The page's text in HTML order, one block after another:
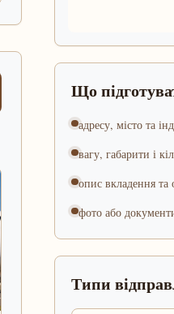
Що
адресу, місто та
вагу, габарити і
опис вкладення та
фото або
Типи